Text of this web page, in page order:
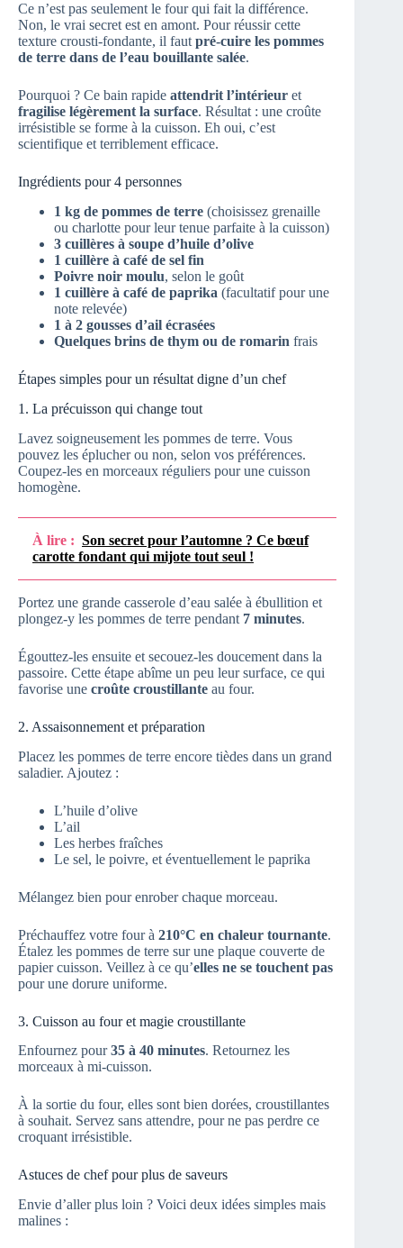
Ce n’est pas seulement le four qui fait la différence.
Non, le vrai secret est en amont. Pour réussir cette
texture crousti-fondante, il faut pré-cuire les pommes
de terre dans de l’eau bouillante salée.
Pourquoi ? Ce bain rapide attendrit l’intérieur et
fragilise légèrement la surface. Résultat : une croûte
irrésistible se forme à la cuisson. Eh oui, c’est
scientifique et terriblement efficace.
Ingrédients pour 4 personnes
1 kg de pommes de terre (choisissez grenaille
ou charlotte pour leur tenue parfaite à la cuisson)
3 cuillères à soupe d’huile d’olive
1 cuillère à café de sel fin
Poivre noir moulu, selon le goût
1 cuillère à café de paprika (facultatif pour une
note relevée)
1 à 2 gousses d’ail écrasées
Quelques brins de thym ou de romarin frais
Étapes simples pour un résultat digne d’un chef
1. La précuisson qui change tout
Lavez soigneusement les pommes de terre. Vous
pouvez les éplucher ou non, selon vos préférences.
Coupez-les en morceaux réguliers pour une cuisson
homogène.
À lire : Son secret pour l’automne ? Ce bœuf
carotte fondant qui mijote tout seul !
Portez une grande casserole d’eau salée à ébullition et
plongez-y les pommes de terre pendant 7 minutes.
Égouttez-les ensuite et secouez-les doucement dans la
passoire. Cette étape abîme un peu leur surface, ce qui
favorise une croûte croustillante au four.
2. Assaisonnement et préparation
Placez les pommes de terre encore tièdes dans un grand
saladier. Ajoutez :
L’huile d’olive
L’ail
Les herbes fraîches
Le sel, le poivre, et éventuellement le paprika
Mélangez bien pour enrober chaque morceau.
Préchauffez votre four à 210°C en chaleur tournante.
Étalez les pommes de terre sur une plaque couverte de
papier cuisson. Veillez à ce qu’elles ne se touchent pas
pour une dorure uniforme.
3. Cuisson au four et magie croustillante
Enfournez pour35 à 40 minutes. Retournez les
morceaux à mi-cuisson.
À la sortie du four, elles sont bien dorées, croustillantes
à souhait. Servez sans attendre, pour ne pas perdre ce
croquant irrésistible.
Astuces de chef pour plus de saveurs
Envie d’aller plus loin ? Voici deux idées simples mais
malines :